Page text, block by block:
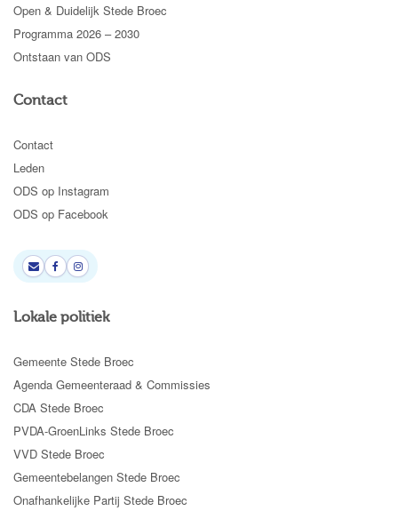
Open & Duidelijk Stede Broec
Programma 2026 – 2030
Ontstaan van ODS
Contact
Contact
Leden
ODS op Instagram
ODS op Facebook
Lokale politiek
Gemeente Stede Broec
Agenda Gemeenteraad & Commissies
CDA Stede Broec
PVDA-GroenLinks Stede Broec
VVD Stede Broec
Gemeentebelangen Stede Broec
Onafhankelijke Partij Stede Broec